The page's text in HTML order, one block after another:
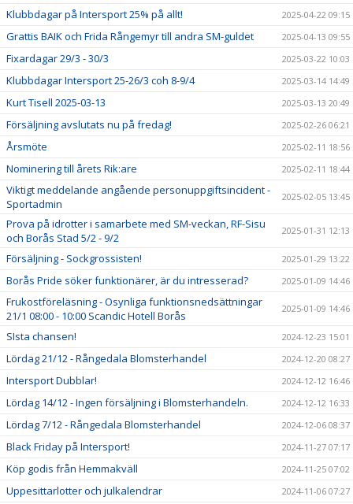
Klubbdagar på Intersport 25% på allt! 2025-04-22 09:15
Grattis BAIK och Frida Rångemyr till andra SM-guldet 2025-04-13 09:55
Fixardagar 29/3 - 30/3 2025-03-22 10:03
Klubbdagar Intersport 25-26/3 coh 8-9/4 2025-03-14 14:49
Kurt Tisell 2025-03-13 2025-03-13 20:49
Försäljning avslutats nu på fredag! 2025-02-26 06:21
Årsmöte 2025-02-11 18:56
Nominering till årets Rik:are 2025-02-11 18:44
Viktigt meddelande angående personuppgiftsincident -
Sportadmin
2025-02-05 13:45
Prova på idrotter i samarbete med SM-veckan, RF-Sisu
och Borås Stad 5/2 - 9/2
2025-01-31 12:13
Försäljning - Sockgrossisten! 2025-01-29 13:22
Borås Pride söker funktionärer, är du intresserad? 2025-01-09 14:46
Frukostföreläsning - Osynliga funktionsnedsättningar
21/1 08:00 - 10:00 Scandic Hotell Borås
2025-01-09 14:46
SIsta chansen! 2024-12-23 15:01
Lördag 21/12 - Rångedala Blomsterhandel 2024-12-20 08:27
Intersport Dubblar! 2024-12-12 16:46
Lördag 14/12 - Ingen försäljning i Blomsterhandeln. 2024-12-12 16:33
Lördag 7/12 - Rångedala Blomsterhandel 2024-12-06 08:37
Black Friday på Intersport! 2024-11-27 07:17
Köp godis från Hemmakväll 2024-11-25 07:02
Uppesittarlotter och julkalendrar 2024-11-06 07:27